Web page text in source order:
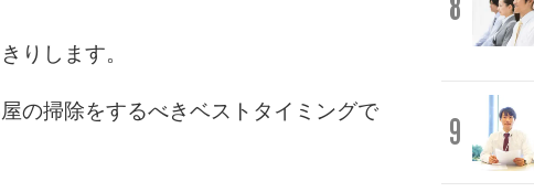
りします。
の掃除をするべきベストタイミングで
9